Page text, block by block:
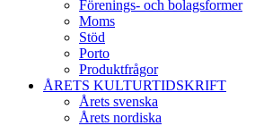
Förenings- och bolagsformer
Moms
Stöd
Porto
Produktfrågor
ÅRETS KULTURTIDSKRIFT
Årets svenska
Årets nordiska